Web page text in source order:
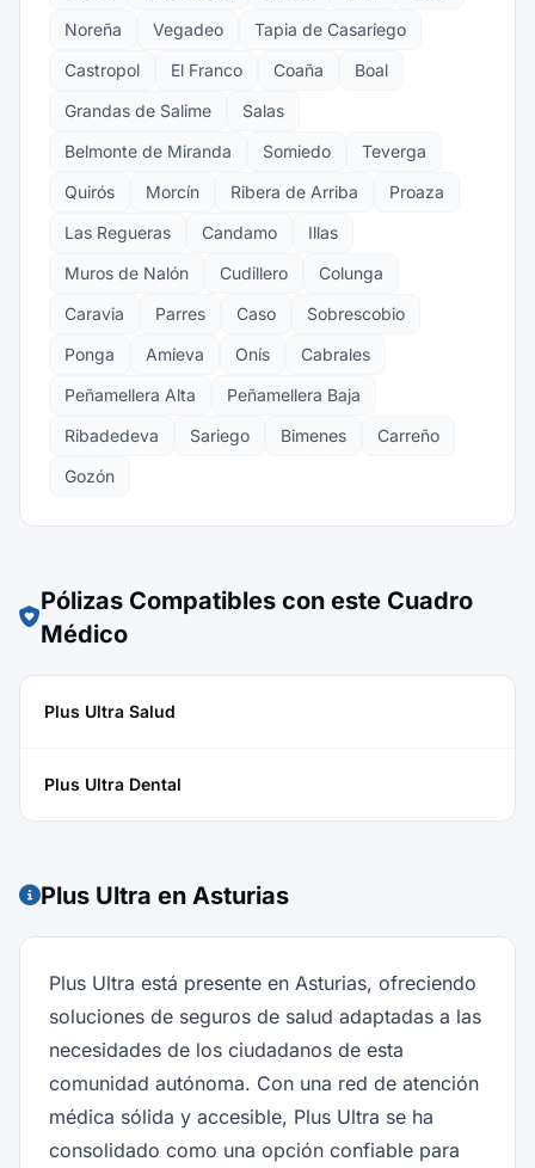
Noreña
Vegadeo
Tapia de Casariego
Castropol
El Franco Coaña
Boal
Grandas de Salime
Salas
Belmonte de Miranda
Somiedo
Teverga
Quirós
Morcín Ribera de Arriba
Proaza
Las Regueras
Candamo
Illas
Muros de Nalón
Cudillero
Colunga
Caravia
Parres Caso
Sobrescobio
Ponga
Amieva Onís
Cabrales
Peñamellera Alta
Peñamellera Baja
Ribadedeva
Sariego Bimenes
Carreño
Gozón
Pólizas Compatibles con este Cuadro
Médico
Plus Ultra Salud
Plus Ultra Dental
Plus Ultra en Asturias
Plus Ultra está presente en Asturias, ofreciendo
soluciones de seguros de salud adaptadas a las
necesidades de los ciudadanos de esta
comunidad autónoma. Con una red de atención
médica sólida y accesible, Plus Ultra se ha
consolidado como una opción confiable para